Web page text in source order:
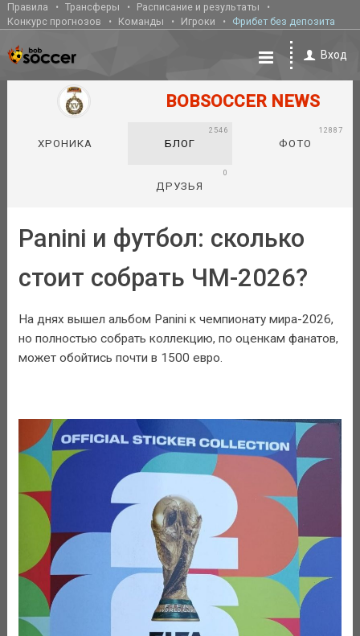
Правила Трансферы
Расписание и результаты
Конкурс прогнозов
Команды Игроки Фрибет без депозита
Вход
BOBSOCCER NEWS
ХРОНИКА БЛОГ
2546
ФОТО
12887
ДРУЗЬЯ
0
Panini и футбол: сколько
стоит собрать ЧМ-2026?
На днях вышел альбом Panini к чемпионату мира-2026,
но полностью собрать коллекцию, по оценкам фанатов,
может обойтись почти в 1500 евро.